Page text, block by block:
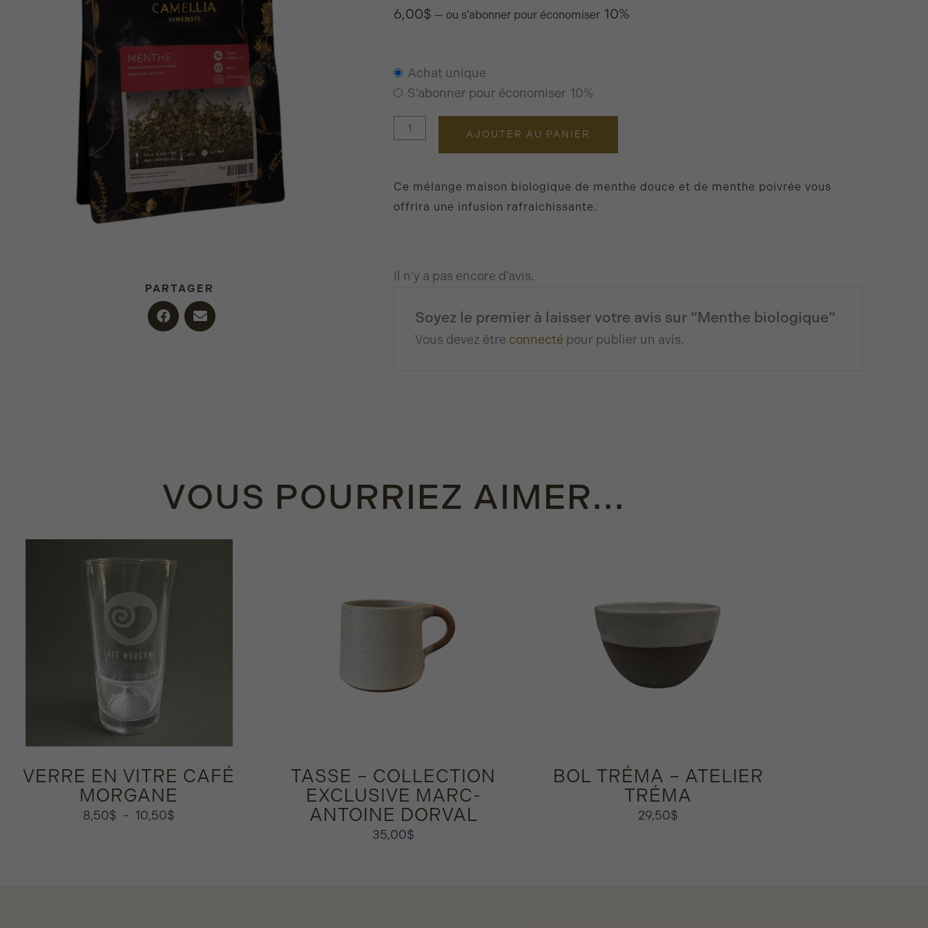
PARTAGER
6,00$ — ou s’abonner pour économiser 10%
un
type
d’achat
Achat unique
S’abonner pour économiser 10%
de
Menthe
biologique
AJOUTER AU PANIER
Ce mélange maison biologique de menthe douce et de menthe poivrée vous
offrira une infusion rafraichissante.
Il n’y a pas encore d’avis.
Soyez le premier à laisser votre avis sur “Menthe biologique”
Vous devez être connecté pour publier un avis.
VOUS POURRIEZ AIMER...
VERRE EN VITRE CAFÉ
MORGANE
8,50$ – 10,50$
TASSE – COLLECTION
EXCLUSIVE MARC-
ANTOINE DORVAL
35,00$
BOL TRÉMA – ATELIER
TRÉMA
29,50$